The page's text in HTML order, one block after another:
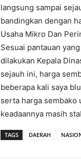
langsung sampai
bandingkan dengan
Usaha Mikro Dan
Sesuai pantauan yang
dilakukan Kepala
sejauh ini, harga
beberapa kali saya
serta harga sembako
keadaannya masih
TAGS DAERAH